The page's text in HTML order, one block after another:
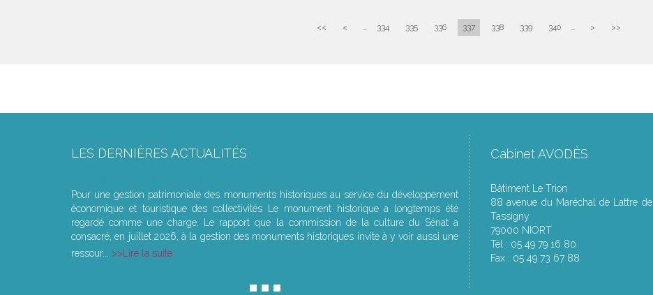
<< < ... 334 335 336 337 338 339 340 ... > >>
LES DERNIÈRES ACTUALITÉS
Pour une gestion patrimoniale des monuments historiques au service du développement
économique et touristique des collectivités Le monument historique a longtemps été
regardé comme une charge. Le rapport que la commission de la culture du Sénat a
consacré, en juillet 2026, à la gestion des monuments historiques invite à y voir aussi une
ressour...
Lire la suite
Cabinet AVODÈS
Bâtiment Le Trion
88 avenue du Maréchal de Lattre de
Tassigny
79000 NIORT
Tél : 05 49 79 16 80
Fax : 05 49 73 67 88